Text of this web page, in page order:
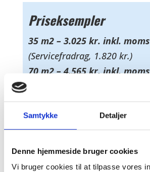
Samtykke Detaljer
Denne hjemmeside bruger cookies
Vi bruger cookies til at tilpasse vores
Priseksempler
35 m2 – 3.025 kr. inkl.
(Servicefradrag, 1.820 kr.)
70 m2 – 4.565 kr. inkl.
Fra 1. januar 2025, kan du
Fliser renses kun i